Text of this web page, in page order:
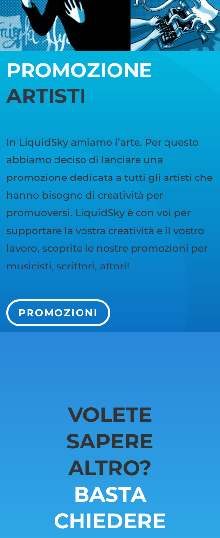
PROMOZIONE
ARTISTI
In LiquidSky amiamo l’arte. Per questo
abbiamo deciso di lanciare una
promozione dedicata a tutti gli artisti che
hanno bisogno di creatività per
promuoversi. LiquidSky è con voi per
supportare la vostra creatività e il vostro
lavoro, scoprite le nostre promozioni per
musicisti, scrittori, attori!
PROMOZIONI
VOLETE
SAPERE
ALTRO?
BASTA
CHIEDERE